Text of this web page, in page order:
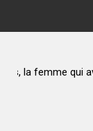
été brûlée avec